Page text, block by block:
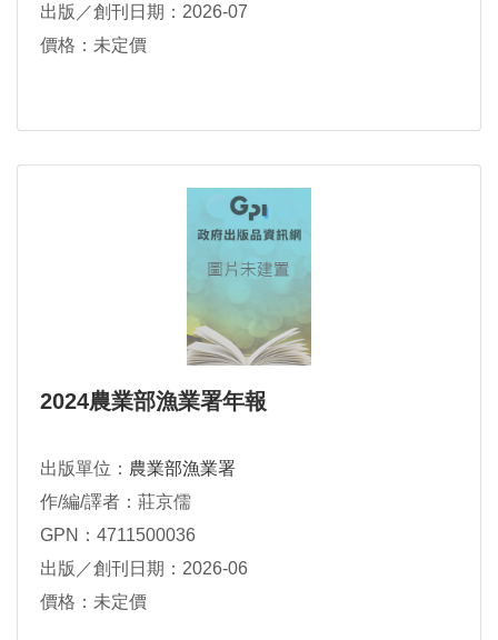
賢，張哲嘉，梁佑慎，陳泰安
出版／創刊日期：2026-07
價格：未定價
2024農業部漁業署年報
出版單位： 農業部漁業署
作/編/譯者：莊京儒
GPN：4711500036
出版／創刊日期：2026-06
價格：未定價